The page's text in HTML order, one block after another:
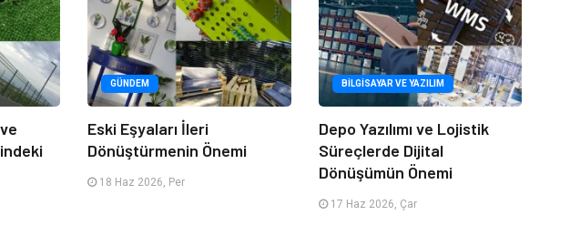
GÜNDEM
Eski Eşyaları İleri
Dönüştürmenin Önemi
18 Haz 2026, Per
BILGISAYAR VE YAZILIM
Depo Yazılımı ve Lojistik
Süreçlerde Dijital
Dönüşümün Önemi
17 Haz 2026, Çar